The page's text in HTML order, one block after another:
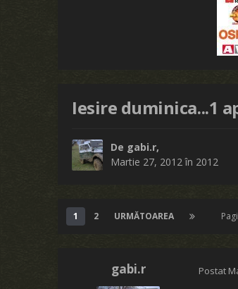
Iesire duminica...1
De gabi.r,
Martie 27, 2012în 2012
1 2 URMĂTOAREA
gabi.r Postat